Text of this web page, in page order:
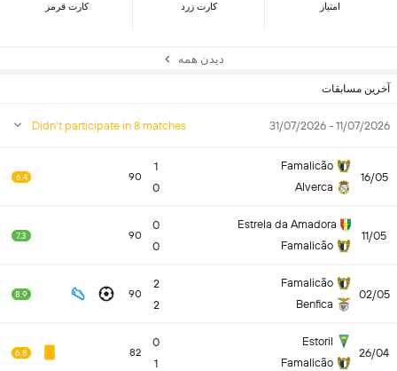
امتیاز کارت زرد کارت قرمز
دیدن همه
آخرین مسابقات
11/07/2026 - 31/07/2026
Didn't participate in 8 matches
16/05
Famalicão
Alverca
1
0
90
6.4
11/05
Estrela da Amadora
Famalicão
0
0
90
7.3
02/05
Famalicão
Benfica
2
2
90
8.9
26/04
Estoril
Famalicão
0
1
82
6.8